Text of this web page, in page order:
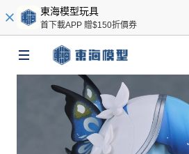
東海模型玩具
首下載APP 贈$150折價券